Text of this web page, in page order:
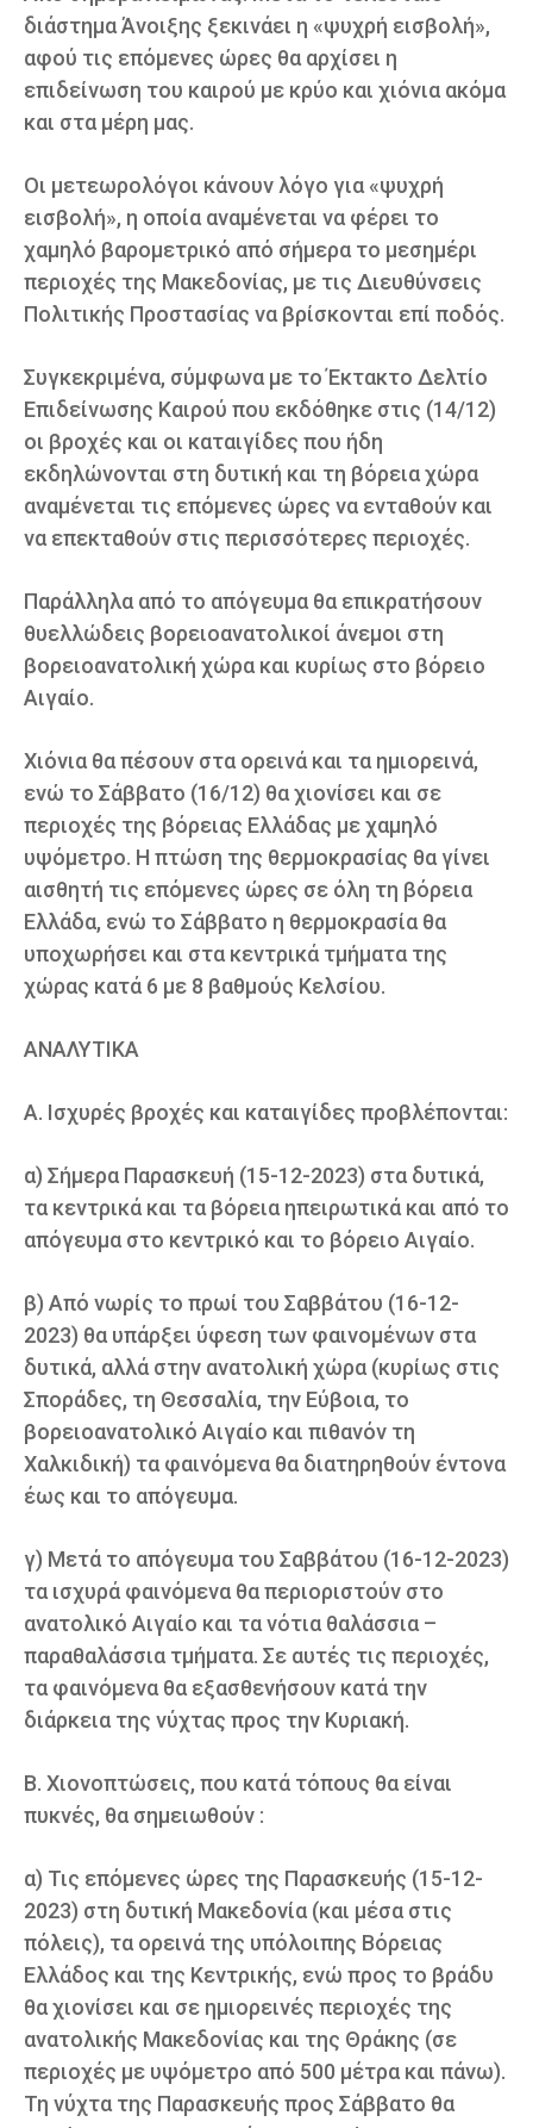
διάστημα Άνοιξης ξεκινάει η «ψυχρή εισβολή»,
αφού τις επόμενες ώρες θα αρχίσει η
επιδείνωση του καιρού με κρύο και χιόνια ακόμα
και στα μέρη μας.
Οι μετεωρολόγοι κάνουν λόγο για «ψυχρή
εισβολή», η οποία αναμένεται να φέρει το
χαμηλό βαρομετρικό από σήμερα το μεσημέρι
περιοχές της Μακεδονίας, με τις Διευθύνσεις
Πολιτικής Προστασίας να βρίσκονται επί ποδός.
Συγκεκριμένα, σύμφωνα με το Έκτακτο Δελτίο
Επιδείνωσης Καιρού που εκδόθηκε στις (14/12)
οι βροχές και οι καταιγίδες που ήδη
εκδηλώνονται στη δυτική και τη βόρεια χώρα
αναμένεται τις επόμενες ώρες να ενταθούν και
να επεκταθούν στις περισσότερες περιοχές.
Παράλληλα από το απόγευμα θα επικρατήσουν
θυελλώδεις βορειοανατολικοί άνεμοι στη
βορειοανατολική χώρα και κυρίως στο βόρειο
Αιγαίο.
Χιόνια θα πέσουν στα ορεινά και τα ημιορεινά,
ενώ το Σάββατο (16/12) θα χιονίσει και σε
περιοχές της βόρειας Ελλάδας με χαμηλό
υψόμετρο. Η πτώση της θερμοκρασίας θα γίνει
αισθητή τις επόμενες ώρες σε όλη τη βόρεια
Ελλάδα, ενώ το Σάββατο η θερμοκρασία θα
υποχωρήσει και στα κεντρικά τμήματα της
χώρας κατά 6 με 8 βαθμούς Κελσίου.
ΑΝΑΛΥΤΙΚΑ
Α. Ισχυρές βροχές και καταιγίδες προβλέπονται:
α) Σήμερα Παρασκευή (15-12-2023) στα δυτικά,
τα κεντρικά και τα βόρεια ηπειρωτικά και από το
απόγευμα στο κεντρικό και το βόρειο Αιγαίο.
β) Από νωρίς το πρωί του Σαββάτου (16-12-
2023) θα υπάρξει ύφεση των φαινομένων στα
δυτικά, αλλά στην ανατολική χώρα (κυρίως στις
Σποράδες, τη Θεσσαλία, την Εύβοια, το
βορειοανατολικό Αιγαίο και πιθανόν τη
Χαλκιδική) τα φαινόμενα θα διατηρηθούν έντονα
έως και το απόγευμα.
γ) Μετά το απόγευμα του Σαββάτου (16-12-2023)
τα ισχυρά φαινόμενα θα περιοριστούν στο
ανατολικό Αιγαίο και τα νότια θαλάσσια –
παραθαλάσσια τμήματα. Σε αυτές τις περιοχές,
τα φαινόμενα θα εξασθενήσουν κατά την
διάρκεια της νύχτας προς την Κυριακή.
Β. Χιονοπτώσεις, που κατά τόπους θα είναι
πυκνές, θα σημειωθούν :
α) Τις επόμενες ώρες της Παρασκευής (15-12-
2023) στη δυτική Μακεδονία (και μέσα στις
πόλεις), τα ορεινά της υπόλοιπης Βόρειας
Ελλάδος και της Κεντρικής, ενώ προς το βράδυ
θα χιονίσει και σε ημιορεινές περιοχές της
ανατολικής Μακεδονίας και της Θράκης (σε
περιοχές με υψόμετρο από 500 μέτρα και πάνω).
Τη νύχτα της Παρασκευής προς Σάββατο θα